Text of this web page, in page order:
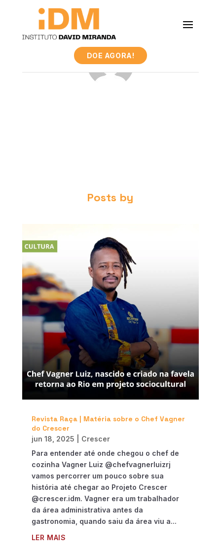
DOE AGORA!
Posts by
Revista Raça | Matéria sobre o Chef Vagner
do Crescer
jun 18, 2025
Crescer
Para entender até onde chegou o chef de
cozinha Vagner Luiz @chefvagnerluizrj
vamos percorrer um pouco sobre sua
história até chegar ao Projeto Crescer
@crescer.idm. Vagner era um trabalhador
da área administrativa antes da
gastronomia, quando saiu da área viu a...
LER MAIS